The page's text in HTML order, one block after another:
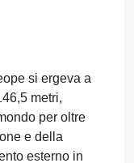
si ergeva a
metri,
per oltre
e della
esterno in